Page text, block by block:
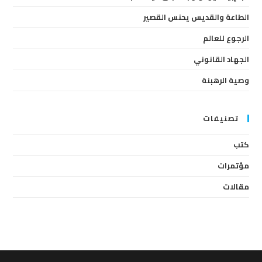
الطاعة والقديس يحنس القصير
الرجوع للعالم
الجهاد القانوني
وصية الرهبنة
تصنيفات
كتب
مؤتمرات
مقالات